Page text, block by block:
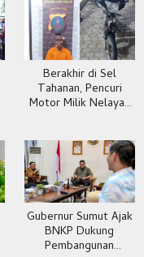
Berakhir di Sel
Tahanan, Pencuri
Motor Milik Nelayan
Gubernur Sumut Ajak
BNKP Dukung
Pembangunan